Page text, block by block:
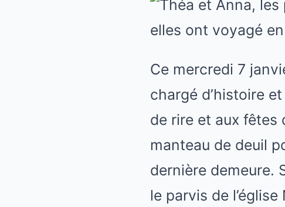
Ce mercredi 7
chargé d’histoire
de rire et aux fêtes
manteau de deuil
dernière demeure.
le parvis de